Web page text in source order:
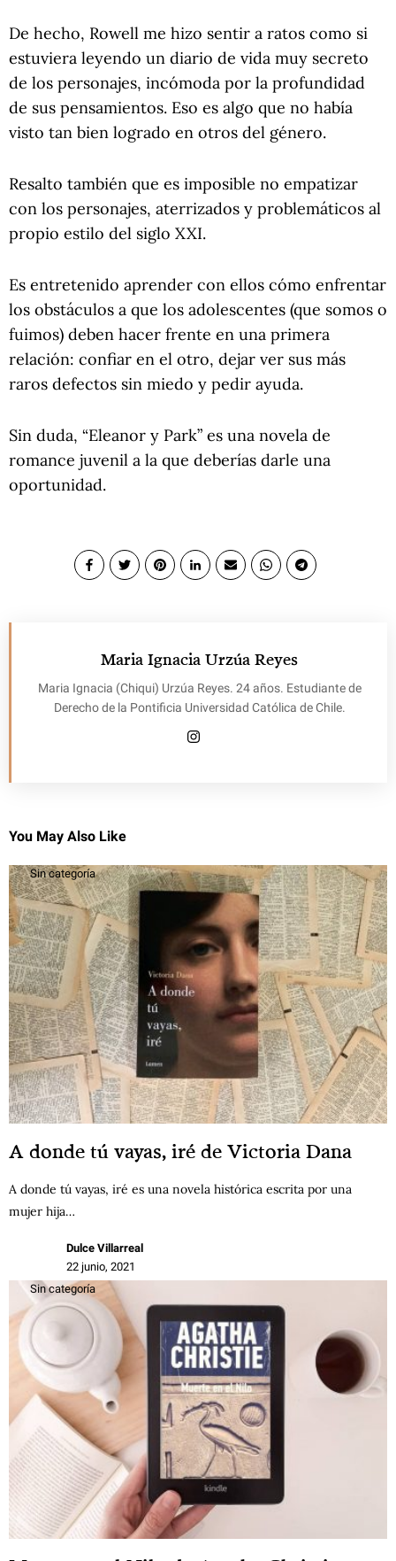
De hecho, Rowell me hizo sentir a ratos como si
estuviera leyendo un diario de vida muy secreto
de los personajes, incómoda por la profundidad
de sus pensamientos. Eso es algo que no había
visto tan bien logrado en otros del género.
Resalto también que es imposible no empatizar
con los personajes, aterrizados y problemáticos al
propio estilo del siglo XXI.
Es entretenido aprender con ellos cómo enfrentar
los obstáculos a que los adolescentes (que somos o
fuimos) deben hacer frente en una primera
relación: confiar en el otro, dejar ver sus más
raros defectos sin miedo y pedir ayuda.
Sin duda, “Eleanor y Park” es una novela de
romance juvenil a la que deberías darle una
oportunidad.
Maria Ignacia Urzúa Reyes
Maria Ignacia (Chiqui) Urzúa Reyes. 24 años. Estudiante de
Derecho de la Pontificia Universidad Católica de Chile.
You May Also Like
Sin categoría
A donde tú vayas, iré de Victoria Dana
A donde tú vayas, iré es una novela histórica escrita por una
mujer hija…
Dulce Villarreal
22 junio, 2021
Sin categoría